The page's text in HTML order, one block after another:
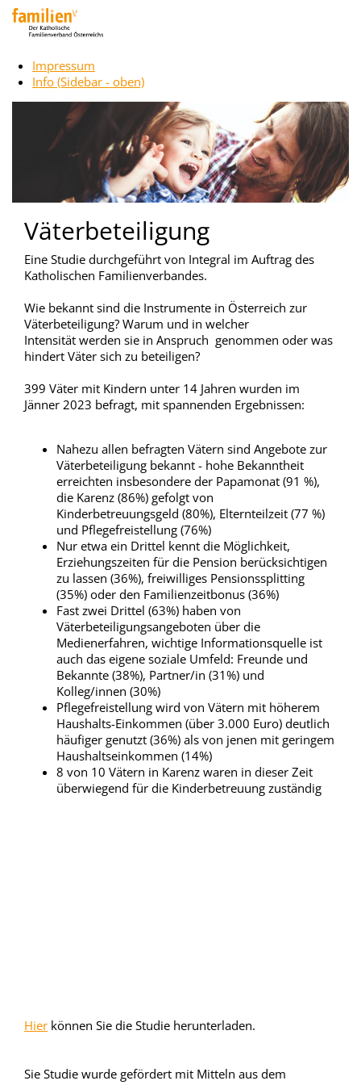
Impressum
Info (Sidebar - oben)
Väterbeteiligung
Eine Studie durchgeführt von Integral im Auftrag des
Katholischen Familienverbandes.
Wie bekannt sind die Instrumente in Österreich zur
Väterbeteiligung? Warum und in welcher
Intensität werden sie in Anspruch genommen oder was
hindert Väter sich zu beteiligen?
399 Väter mit Kindern unter 14 Jahren wurden im
Jänner 2023 befragt, mit spannenden Ergebnissen:
Nahezu allen befragten Vätern sind Angebote zur
Väterbeteiligung bekannt - hohe Bekanntheit
erreichten insbesondere der Papamonat (91 %),
die Karenz (86%) gefolgt von
Kinderbetreuungsgeld (80%), Elternteilzeit (77 %)
und Pflegefreistellung (76%)
Nur etwa ein Drittel kennt die Möglichkeit,
Erziehungszeiten für die Pension berücksichtigen
zu lassen (36%), freiwilliges Pensionssplitting
(35%) oder den Familienzeitbonus (36%)
Fast zwei Drittel (63%) haben von
Väterbeteiligungsangeboten über die
Medienerfahren, wichtige Informationsquelle ist
auch das eigene soziale Umfeld: Freunde und
Bekannte (38%), Partner/in (31%) und
Kolleg/innen (30%)
Pflegefreistellung wird von Vätern mit höherem
Haushalts-Einkommen (über 3.000 Euro) deutlich
häufiger genutzt (36%) als von jenen mit geringem
Haushaltseinkommen (14%)
8 von 10 Vätern in Karenz waren in dieser Zeit
überwiegend für die Kinderbetreuung zuständig
Hier können Sie die Studie herunterladen.
Sie Studie wurde gefördert mit Mitteln aus dem